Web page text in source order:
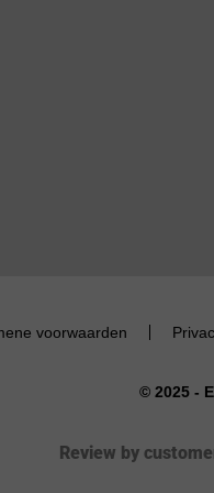
voorwaarden
© 2025 -
Review by